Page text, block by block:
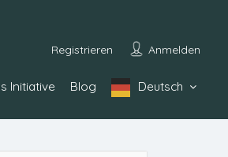
Registrieren Anmelden
Initiative Blog Deutsch